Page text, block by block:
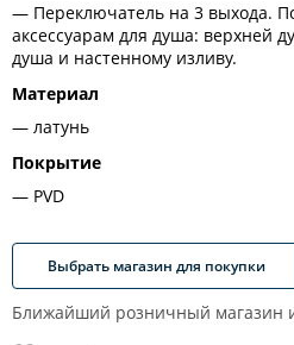
Переключатель на 3 выхода.
аксессуарам для душа: верхней
душа и настенному изливу.
Материал
латунь
Покрытие
PVD
Выбрать магазин для покупки
Ближайший розничный магазин